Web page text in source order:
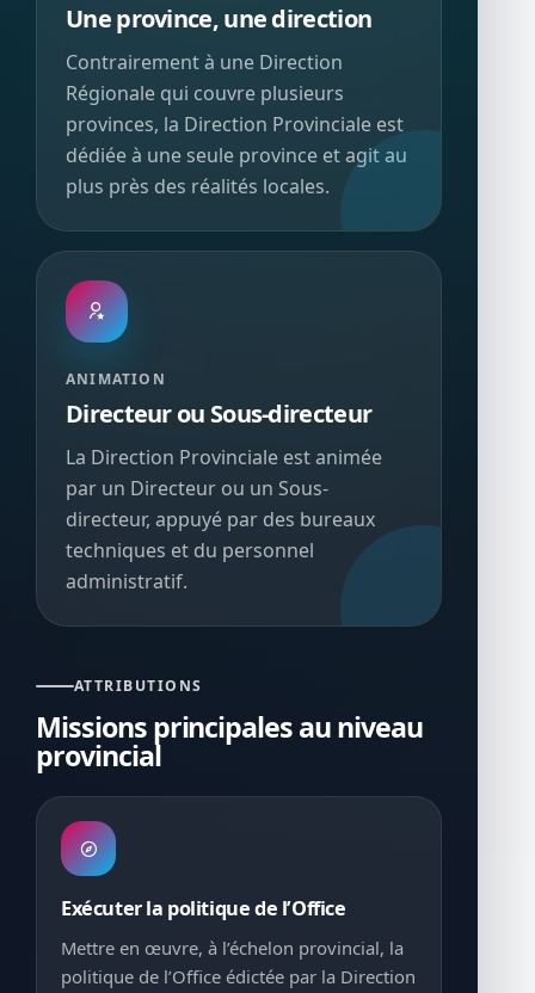
Une province, une direction
Contrairement à une Direction
Régionale qui couvre plusieurs
provinces, la Direction Provinciale est
dédiée à une seule province et agit au
plus près des réalités locales.
ANIMATION
Directeur ou Sous-directeur
La Direction Provinciale est animée
par un Directeur ou un Sous-
directeur, appuyé par des bureaux
techniques et du personnel
administratif.
ATTRIBUTIONS
Missions principales au niveau
provincial
Exécuter la politique de l’Office
Mettre en œuvre, à l’échelon provincial, la
politique de l’Office édictée par la Direction